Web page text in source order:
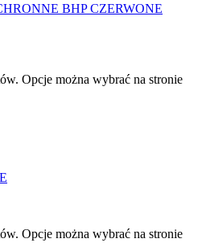
BHP CZERWONE
Opcje można wybrać na stronie
Opcje można wybrać na stronie